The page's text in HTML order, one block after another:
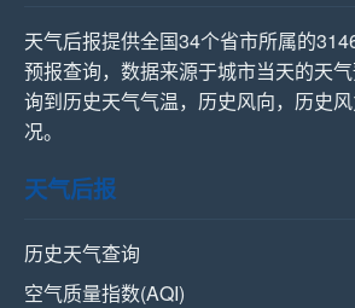
天气后报提供全国34个省市所属的
预报查询，数据来源于城市当天的天
询到历史天气气温，历史风向，历史
况。
天气后报
历史天气查询
空气质量指数(AQI)